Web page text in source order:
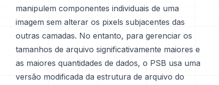
manipulem componentes individuais de uma
imagem sem alterar os pixels subjacentes das
outras camadas. No entanto, para gerenciar os
tamanhos de arquivo significativamente maiores e
as maiores quantidades de dados, o PSB usa uma
versão modificada da estrutura de arquivo do